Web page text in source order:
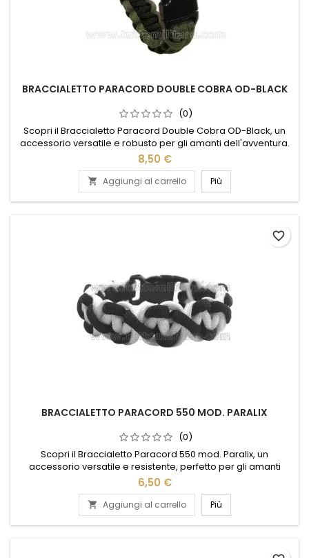
BRACCIALETTO PARACORD DOUBLE COBRA OD-BLACK
(0)
Scopri il Braccialetto Paracord Double Cobra OD-Black, un
accessorio versatile e robusto per gli amanti dell'avventura.
Realizzato con paracord di alta qualità, offre resistenza e
durata in ogni situazione. Il design intrecciato Double Cobra
garantisce un look accattivante e una vestibilità confortevole.
Perfetto per escursioni, campeggio o semplicemente...
8,50 €
 Aggiungi al carrello Più
BRACCIALETTO PARACORD 550 MOD. PARALIX
(0)
Scopri il Braccialetto Paracord 550 mod. Paralix, un
accessorio versatile e resistente, perfetto per gli amanti
dell'avventura. Realizzato con paracord di alta qualità, offre
una robustezza eccezionale e un design elegante. Ideale
per escursioni, campeggio o situazioni di emergenza, il
Paralix si adatta a ogni polso grazie alla sua chiusura
regolabile....
6,50 €
 Aggiungi al carrello Più
favorite_border